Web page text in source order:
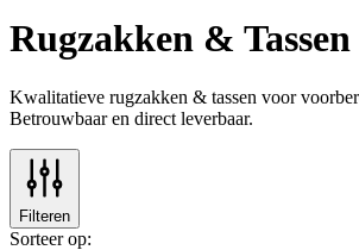
Rugzakken & Tassen
Kwalitatieve rugzakken & tassen voor
Betrouwbaar en direct leverbaar.
Filteren
Sorteer op: